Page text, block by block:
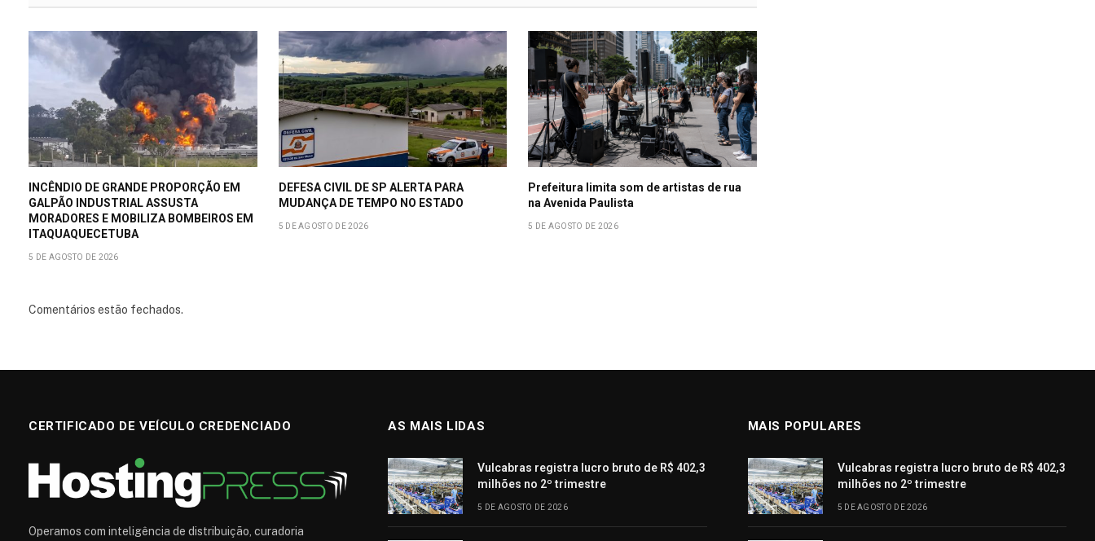
INCÊNDIO DE GRANDE PROPORÇÃO EM
GALPÃO INDUSTRIAL ASSUSTA
MORADORES E MOBILIZA BOMBEIROS EM
ITAQUAQUECETUBA
5 DE AGOSTO DE 2026
DEFESA CIVIL DE SP ALERTA PARA
MUDANÇA DE TEMPO NO ESTADO
5 DE AGOSTO DE 2026
Prefeitura limita som de artistas de rua
na Avenida Paulista
5 DE AGOSTO DE 2026
Comentários estão fechados.
CERTIFICADO DE VEÍCULO CREDENCIADO
Operamos com inteligência de distribuição, curadoria
AS MAIS LIDAS
Vulcabras registra lucro bruto de R$ 402,3
milhões no 2º trimestre
5 DE AGOSTO DE 2026
MAIS POPULARES
Vulcabras registra lucro bruto de R$ 402,3
milhões no 2º trimestre
5 DE AGOSTO DE 2026